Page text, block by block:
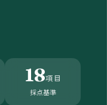
18項目
採点基準